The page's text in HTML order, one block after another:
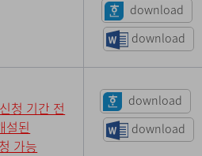
download
download
청 기간 전
설된
가능
download
download